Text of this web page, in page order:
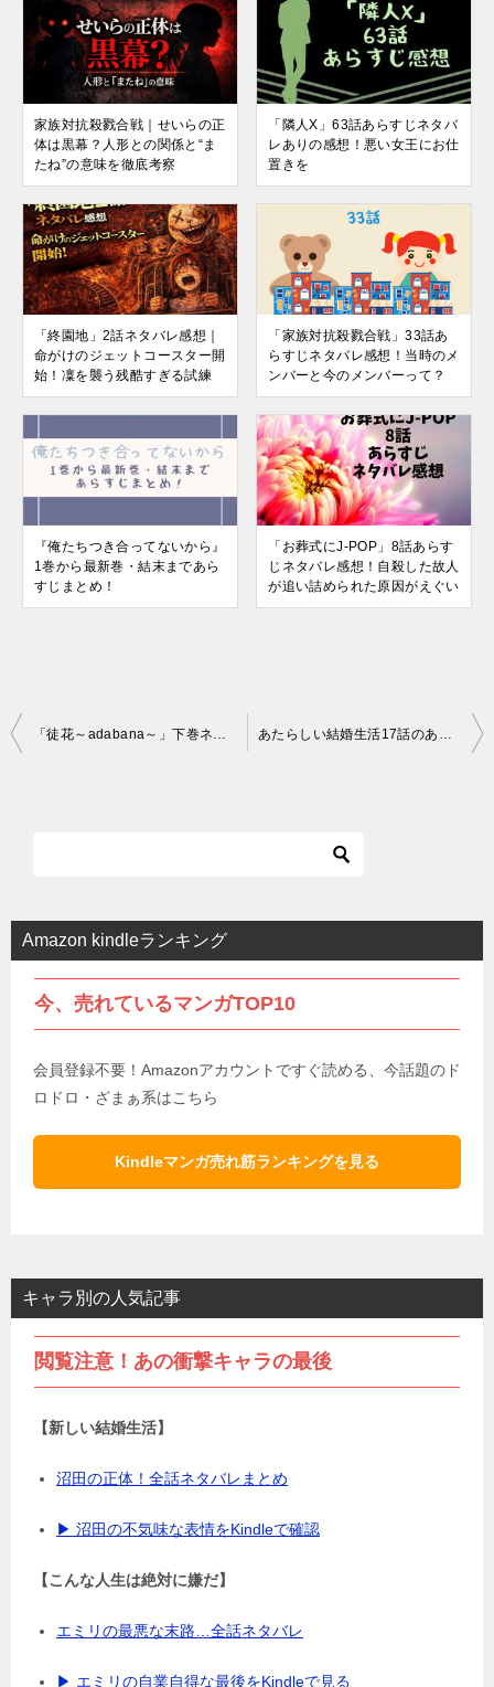
家族対抗殺戮合戦｜せいらの正
体は黒幕？人形との関係と“ま
たね”の意味を徹底考察
「隣人X」63話あらすじネタバ
レありの感想！悪い女王にお仕
置きを
「終園地」2話ネタバレ感想｜
命がけのジェットコースター開
始！凜を襲う残酷すぎる試練
「家族対抗殺戮合戦」33話あ
らすじネタバレ感想！当時のメ
ンバーと今のメンバーって？
『俺たちつき合ってないから』
1巻から最新巻・結末まであら
すじまとめ！
「お葬式にJ-POP」8話あらす
じネタバレ感想！自殺した故人
が追い詰められた原因がえぐい
投
シ
「徒花～adabana～」下巻ネタバレまとめ（18話～最終話）｜真犯人と衝撃の結末を徹底解説 あたらしい結婚生活17話のあらすじと考察｜弁当屋に現れた沼田の異常行動
Amazon kindleランキング
今、売れているマンガTOP10
会員登録不要！Amazonアカウントですぐ読める、今話題のド
ロドロ・ざまぁ系はこちら
Kindleマンガ売れ筋ランキングを見る
キャラ別の人気記事
閲覧注意！あの衝撃キャラの最後
【新しい結婚生活】
沼田の正体！全話ネタバレまとめ
▶ 沼田の不気味な表情をKindleで確認
【こんな人生は絶対に嫌だ】
エミリの最悪な末路…全話ネタバレ
▶ エミリの自業自得な最後をKindleで見る